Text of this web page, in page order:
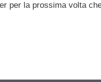
per la prossima volta